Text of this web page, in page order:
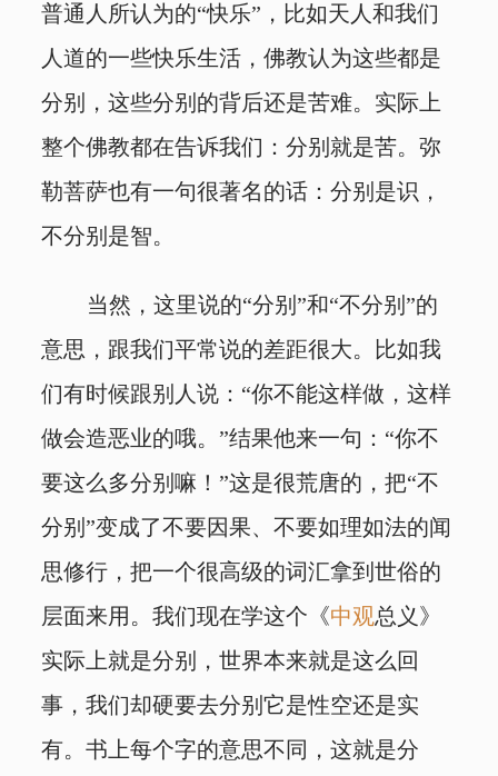
普通人所认为的“快乐”，比如天人和我们
人道的一些快乐生活，佛教认为这些都是
分别，这些分别的背后还是苦难。实际上
整个佛教都在告诉我们：分别就是苦。弥
勒菩萨也有一句很著名的话：分别是识，
不分别是智。
当然，这里说的“分别”和“不分别”的
意思，跟我们平常说的差距很大。比如我
们有时候跟别人说：“你不能这样做，这样
做会造恶业的哦。”结果他来一句：“你不
要这么多分别嘛！”这是很荒唐的，把“不
分别”变成了不要因果、不要如理如法的闻
思修行，把一个很高级的词汇拿到世俗的
层面来用。我们现在学这个《中观总义》
实际上就是分别，世界本来就是这么回
事，我们却硬要去分别它是性空还是实
有。书上每个字的意思不同，这就是分